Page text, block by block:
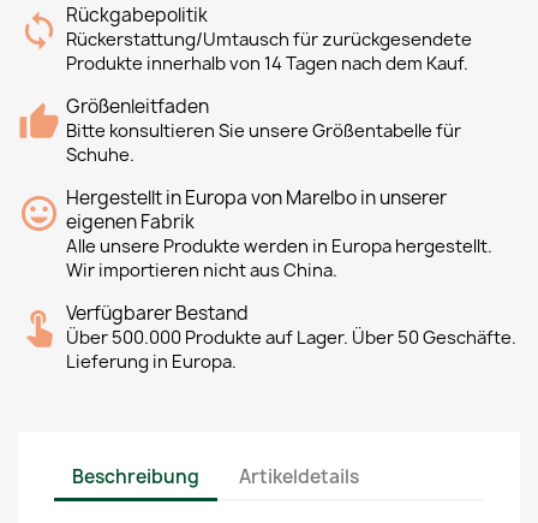
Rückgabepolitik
Rückerstattung/Umtausch für zurückgesendete
Produkte innerhalb von 14 Tagen nach dem Kauf.
Größenleitfaden
Bitte konsultieren Sie unsere Größentabelle für
Schuhe.
Hergestellt in Europa von Marelbo in unserer
eigenen Fabrik
Alle unsere Produkte werden in Europa hergestellt.
Wir importieren nicht aus China.
Verfügbarer Bestand
Über 500.000 Produkte auf Lager. Über 50 Geschäfte.
Lieferung in Europa.
Beschreibung Artikeldetails